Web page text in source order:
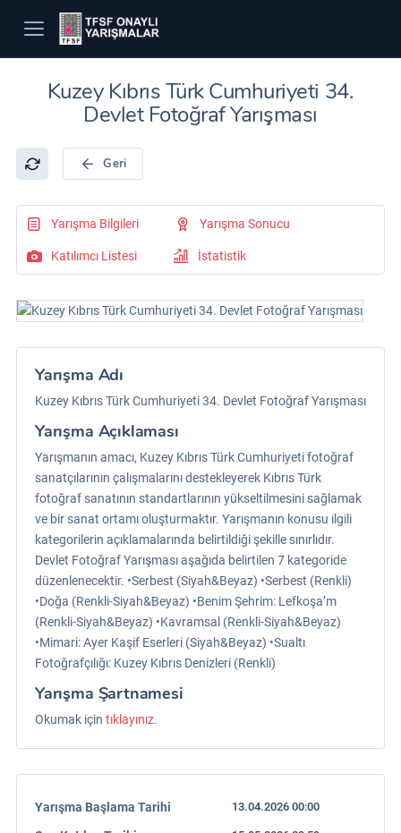
Kuzey Kıbrıs Türk Cumhuriyeti 34.
Devlet Fotoğraf Yarışması
Geri
Yarışma Bilgileri Yarışma Sonucu
Katılımcı Listesi İstatistik
Yarışma Adı
Kuzey Kıbrıs Türk Cumhuriyeti 34. Devlet Fotoğraf Yarışması
Yarışma Açıklaması
Yarışmanın amacı, Kuzey Kıbrıs Türk Cumhuriyeti fotoğraf
sanatçılarının çalışmalarını destekleyerek Kıbrıs Türk
fotoğraf sanatının standartlarının yükseltilmesini sağlamak
ve bir sanat ortamı oluşturmaktır. Yarışmanın konusu ilgili
kategorilerin açıklamalarında belirtildiği şekille sınırlıdır.
Devlet Fotoğraf Yarışması aşağıda belirtilen 7 kategoride
düzenlenecektir. •Serbest (Siyah&Beyaz) •Serbest (Renkli)
•Doğa (Renkli-Siyah&Beyaz) •Benim Şehrim: Lefkoşa’m
(Renkli-Siyah&Beyaz) •Kavramsal (Renkli-Siyah&Beyaz)
•Mimari: Ayer Kaşif Eserleri (Siyah&Beyaz) •Sualtı
Fotoğrafçılığı: Kuzey Kıbrıs Denizleri (Renkli)
Yarışma Şartnamesi
Okumak için tıklayınız.
Yarışma Başlama Tarihi 13.04.2026 00:00